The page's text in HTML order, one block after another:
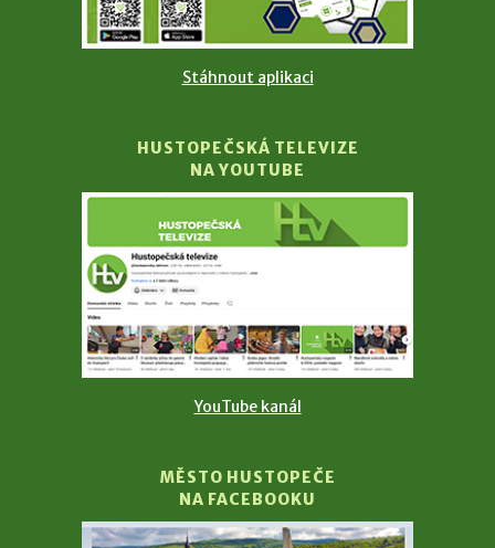
Stáhnout aplikaci
HUSTOPEČSKÁ TELEVIZE
NA YOUTUBE
YouTube kanál
MĚSTO HUSTOPEČE
NA FACEBOOKU